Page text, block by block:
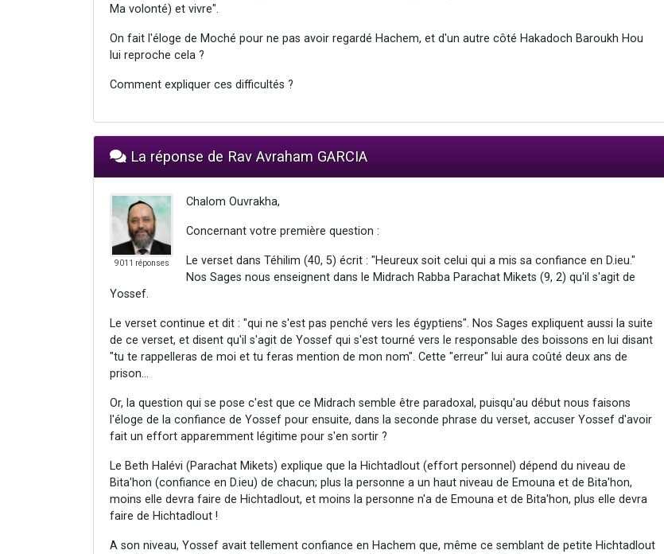
Ma volonté) et vivre".
On fait l'éloge de Moché pour ne pas avoir regardé Hachem, et d'un autre côté Hakadoch Baroukh Hou
lui reproche cela ?
Comment expliquer ces difficultés ?
La réponse de Rav Avraham GARCIA
9011 réponses
Chalom Ouvrakha,
Concernant votre première question :
Le verset dans Téhilim (40, 5) écrit : "Heureux soit celui qui a mis sa confiance en D.ieu."
Nos Sages nous enseignent dans le Midrach Rabba Parachat Mikets (9, 2) qu'il s'agit de
Yossef.
Le verset continue et dit : "qui ne s'est pas penché vers les égyptiens". Nos Sages expliquent aussi la suite
de ce verset, et disent qu'il s'agit de Yossef qui s'est tourné vers le responsable des boissons en lui disant
"tu te rappelleras de moi et tu feras mention de mon nom". Cette "erreur" lui aura coûté deux ans de
prison...
Or, la question qui se pose c'est que ce Midrach semble être paradoxal, puisqu'au début nous faisons
l'éloge de la confiance de Yossef pour ensuite, dans la seconde phrase du verset, accuser Yossef d'avoir
fait un effort apparemment légitime pour s'en sortir ?
Le Beth Halévi (Parachat Mikets) explique que la Hichtadlout (effort personnel) dépend du niveau de
Bita'hon (confiance en D.ieu) de chacun; plus la personne a un haut niveau de Emouna et de Bita'hon,
moins elle devra faire de Hichtadlout, et moins la personne n'a de Emouna et de Bita'hon, plus elle devra
faire de Hichtadlout !
A son niveau, Yossef avait tellement confiance en Hachem que, même ce semblant de petite Hichtadlout